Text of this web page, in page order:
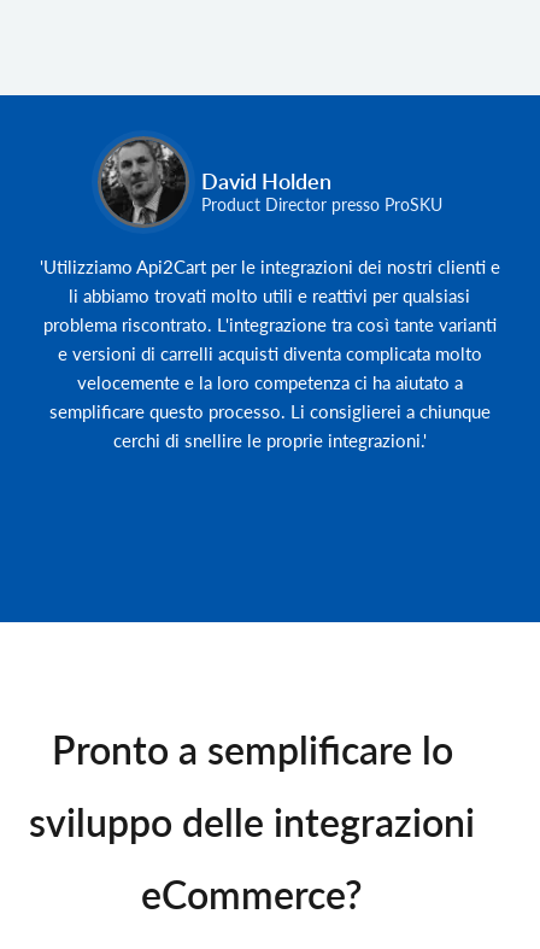
David Holden
Product Director presso ProSKU
'Utilizziamo Api2Cart per le integrazioni dei nostri clienti e
li abbiamo trovati molto utili e reattivi per qualsiasi
problema riscontrato. L'integrazione tra così tante varianti
e versioni di carrelli acquisti diventa complicata molto
velocemente e la loro competenza ci ha aiutato a
semplificare questo processo. Li consiglierei a chiunque
cerchi di snellire le proprie integrazioni.'
Pronto a semplificare lo
sviluppo delle integrazioni
eCommerce?